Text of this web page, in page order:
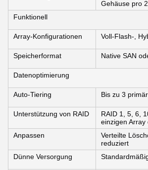
Gehäuse pro
Funktionell
Array-Konfigurationen Voll-Flash-,
Speicherformat Native SAN
Datenoptimierung
Auto-Tiering Bis zu 3
Unterstützung von RAID
RAID 1, 5, 6,
einzigen Array
Anpassen
Verteilte
reduziert
Dünne Versorgung